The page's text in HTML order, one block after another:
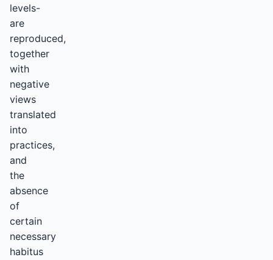
levels-
are
reproduced,
together
with
negative
views
translated
into
practices,
and
the
absence
of
certain
necessary
habitus